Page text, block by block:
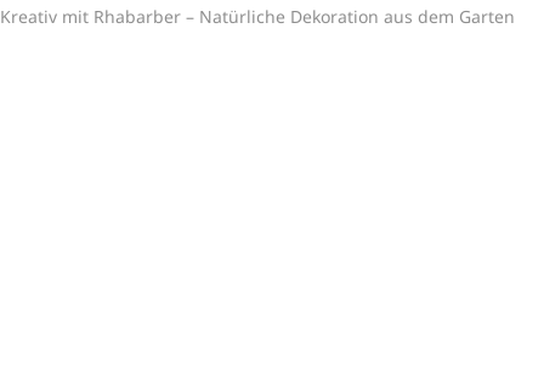
Kreativ mit Rhabarber – Natürliche Dekoration aus dem Garten